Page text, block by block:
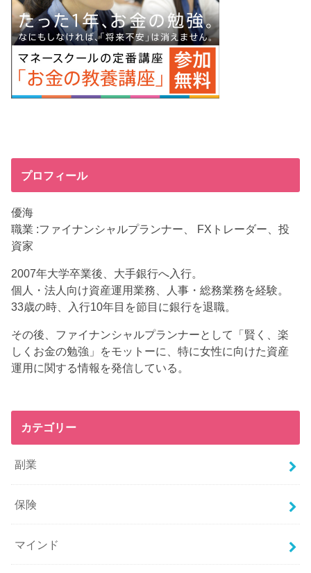
プロフィール
優海
職業 :ファイナンシャルプランナー、 FXトレーダー、投
資家
2007年大学卒業後、大手銀行へ入行。
個人・法人向け資産運用業務、人事・総務業務を経験。
33歳の時、入行10年目を節目に銀行を退職。
その後、ファイナンシャルプランナーとして「賢く、楽
しくお金の勉強」をモットーに、特に女性に向けた資産
運用に関する情報を発信している。
カテゴリー
副業
保険
マインド